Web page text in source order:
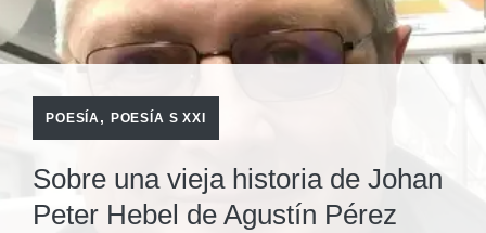
POESÍA, POESÍA S XXI
Sobre una vieja historia de Johan
Peter Hebel de Agustín Pérez